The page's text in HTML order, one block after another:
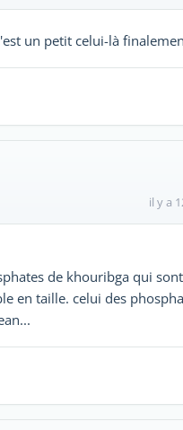
un petit celui-là
il y a
de khouribga qui
en taille. celui des